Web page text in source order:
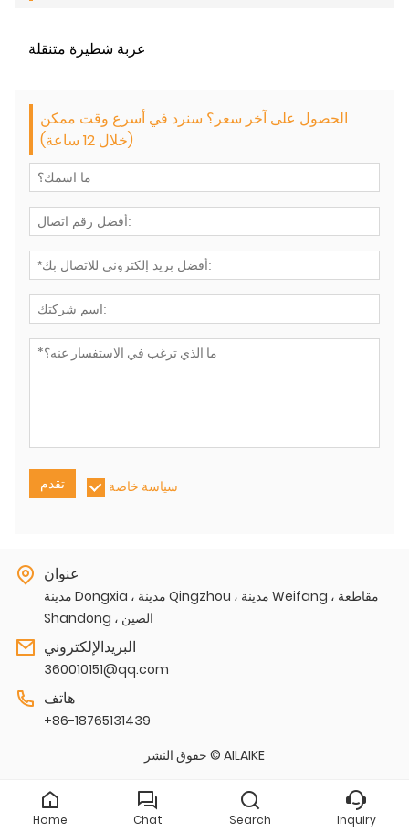
عربة شطيرة متنقلة
الحصول على آخر سعر؟ سنرد في أسرع وقت ممكن
(خلال 12 ساعة)
تقدم سياسة خاصة
عنوان
مدينة Dongxia ، مدينة Qingzhou ، مدينة Weifang ، مقاطعة
Shandong ، الصين
البريدالإلكتروني
360010151@qq.com
هاتف
+86-18765131439
حقوق النشر © AILAIKE
Home Chat Search Inquiry